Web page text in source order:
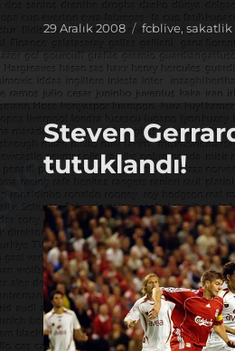
Yayın
29 Aralık 2008 Kategoriler
fcblive, sakatlik
Steven
tutuklandı!